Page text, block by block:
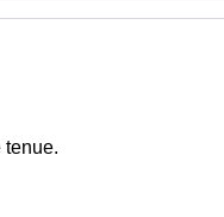
tenue.